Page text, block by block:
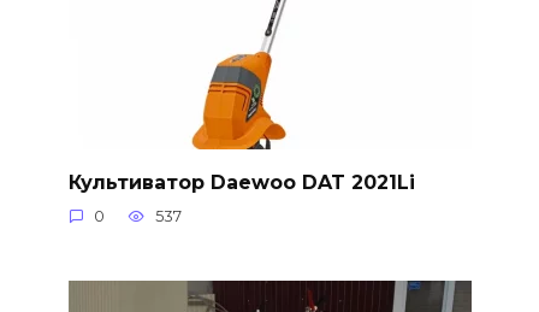
Культиватор Daewoo DAT 2021Li
0 537